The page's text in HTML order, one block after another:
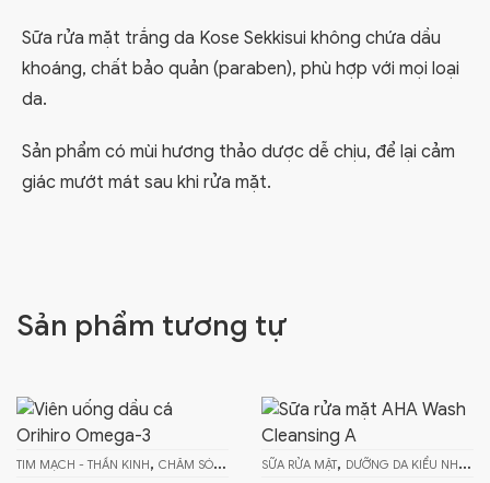
Sữa rửa mặt trắng da Kose Sekkisui không chứa dầu
khoáng, chất bảo quản (paraben), phù hợp với mọi loại
da.
Sản phẩm có mùi hương thảo dược dễ chịu, để lại cảm
giác mướt mát sau khi rửa mặt.
Sản phẩm tương tự
,CƠ XƯƠNG KHỚP,SỨC KHỎE - TPCN
SỮA RỬA MẶT, DƯỠNG DA KIỂU NHẬT TẨY TRANG